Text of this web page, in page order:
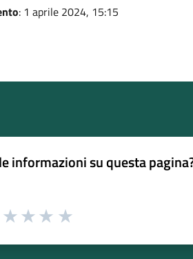
: 1 aprile 2024, 15:15
informazioni su questa